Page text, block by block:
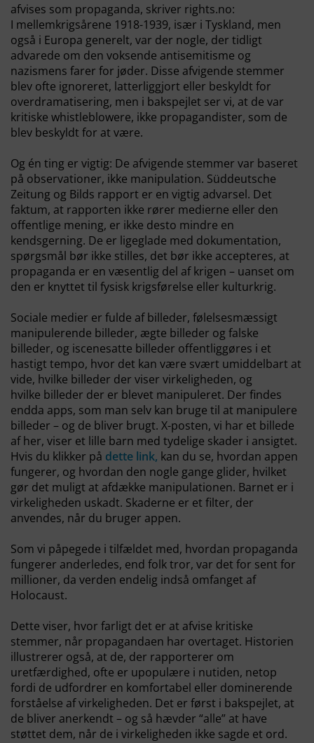
afvises som propaganda, skriver rights.no:
I mellemkrigsårene 1918-1939, især i Tyskland, men
også i Europa generelt, var der nogle, der tidligt
advarede om den voksende antisemitisme og
nazismens farer for jøder. Disse afvigende stemmer
blev ofte ignoreret, latterliggjort eller beskyldt for
overdramatisering, men i bakspejlet ser vi, at de var
kritiske whistleblowere, ikke propagandister, som de
blev beskyldt for at være.
Og én ting er vigtig: De afvigende stemmer var baseret
på observationer, ikke manipulation. Süddeutsche
Zeitung og Bilds rapport er en vigtig advarsel. Det
faktum, at rapporten ikke rører medierne eller den
offentlige mening, er ikke desto mindre en
kendsgerning. De er ligeglade med dokumentation,
spørgsmål bør ikke stilles, det bør ikke accepteres, at
propaganda er en væsentlig del af krigen – uanset om
den er knyttet til fysisk krigsførelse eller kulturkrig.
Sociale medier er fulde af billeder, følelsesmæssigt
manipulerende billeder, ægte billeder og falske
billeder, og iscenesatte billeder offentliggøres i et
hastigt tempo, hvor det kan være svært umiddelbart at
vide, hvilke billeder der viser virkeligheden, og
hvilke billeder der er blevet manipuleret. Der findes
endda apps, som man selv kan bruge til at manipulere
billeder – og de bliver brugt. X-posten, vi har et billede
af her, viser et lille barn med tydelige skader i ansigtet.
Hvis du klikker på dette link, kan du se, hvordan appen
fungerer, og hvordan den nogle gange glider, hvilket
gør det muligt at afdække manipulationen. Barnet er i
virkeligheden uskadt. Skaderne er et filter, der
anvendes, når du bruger appen.
Som vi påpegede i tilfældet med, hvordan propaganda
fungerer anderledes, end folk tror, ​​var det for sent for
millioner, da verden endelig indså omfanget af
Holocaust.
Dette viser, hvor farligt det er at afvise kritiske
stemmer, når propagandaen har overtaget. Historien
illustrerer også, at de, der rapporterer om
uretfærdighed, ofte er upopulære i nutiden, netop
fordi de udfordrer en komfortabel eller dominerende
forståelse af virkeligheden. Det er først i bakspejlet, at
de bliver anerkendt – og så hævder “alle” at have
støttet dem, når de i virkeligheden ikke sagde et ord.